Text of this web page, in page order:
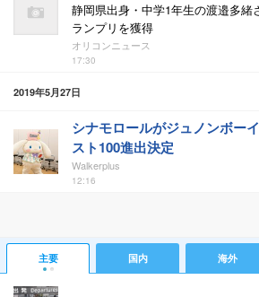
静岡県出身・中学1年生の渡邉多緒
ランプリを獲得
オリコンニュース
17:30
2019年5月27日
シナモロールがジュノンボー
スト100進出決定
Walkerplus
12:16
主要 国内 海外